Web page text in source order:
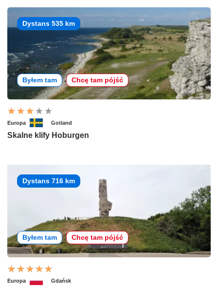
Dystans 535 km
Byłem tam Chcę tam pójść
Europa Gotland
Skalne klify Hoburgen
Dystans 716 km
Byłem tam Chcę tam pójść
Europa Gdańsk